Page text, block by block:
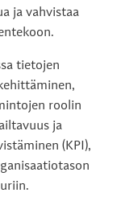
ja vahvistaa
tietojen
roolin
ja
(KPI),